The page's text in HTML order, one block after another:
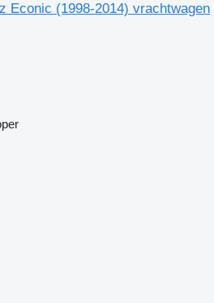
Econic (1998-2014) vrachtwagen